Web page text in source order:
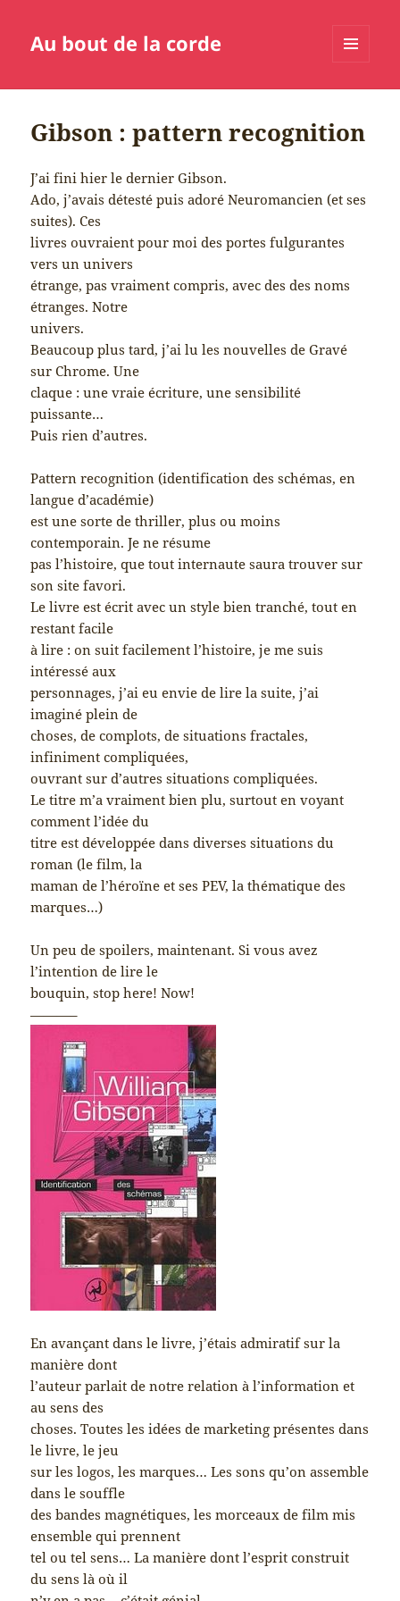
Au bout de la corde
Gibson : pattern recognition
J’ai fini hier le dernier Gibson.
Ado, j’avais détesté puis adoré Neuromancien (et ses
suites). Ces
livres ouvraient pour moi des portes fulgurantes
vers un univers
étrange, pas vraiment compris, avec des des noms
étranges. Notre
univers.
Beaucoup plus tard, j’ai lu les nouvelles de Gravé
sur Chrome. Une
claque : une vraie écriture, une sensibilité
puissante…
Puis rien d’autres.
Pattern recognition (identification des schémas, en
langue d’académie)
est une sorte de thriller, plus ou moins
contemporain. Je ne résume
pas l’histoire, que tout internaute saura trouver sur
son site favori.
Le livre est écrit avec un style bien tranché, tout en
restant facile
à lire : on suit facilement l’histoire, je me suis
intéressé aux
personnages, j’ai eu envie de lire la suite, j’ai
imaginé plein de
choses, de complots, de situations fractales,
infiniment compliquées,
ouvrant sur d’autres situations compliquées.
Le titre m’a vraiment bien plu, surtout en voyant
comment l’idée du
titre est développée dans diverses situations du
roman (le film, la
maman de l’héroïne et ses PEV, la thématique des
marques…)
Un peu de spoilers, maintenant. Si vous avez
l’intention de lire le
bouquin, stop here! Now!
———–
En avançant dans le livre, j’étais admiratif sur la
manière dont
l’auteur parlait de notre relation à l’information et
au sens des
choses. Toutes les idées de marketing présentes dans
le livre, le jeu
sur les logos, les marques… Les sons qu’on assemble
dans le souffle
des bandes magnétiques, les morceaux de film mis
ensemble qui prennent
tel ou tel sens… La manière dont l’esprit construit
du sens là où il